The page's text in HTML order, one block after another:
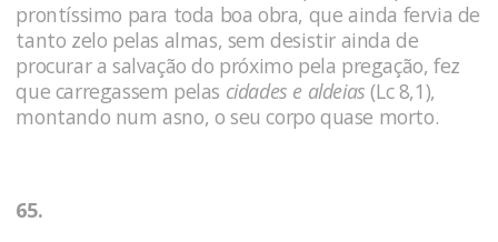
prontíssimo para toda boa obra, que ainda fervia de
tanto zelo pelas almas, sem desistir ainda de
procurar a salvação do próximo pela pregação, fez
que carregassem pelas cidades e aldeias(Lc 8,1),
montando num asno, o seu corpo quase morto.
65.